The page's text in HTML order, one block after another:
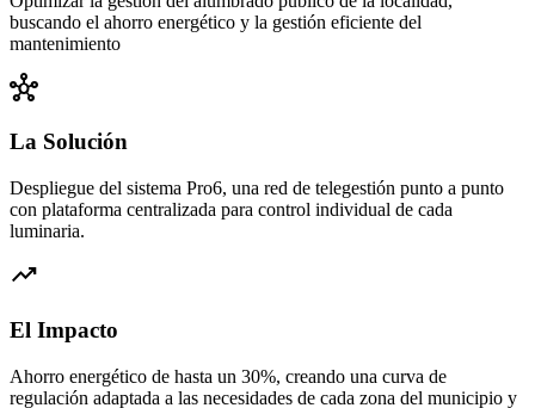
buscando el ahorro energético y la gestión eficiente del
mantenimiento
hub
La Solución
Despliegue del sistema Pro6, una red de telegestión punto a punto
con plataforma centralizada para control individual de cada
luminaria.
trending_up
El Impacto
Ahorro energético de hasta un 30%, creando una curva de
regulación adaptada a las necesidades de cada zona del municipio y